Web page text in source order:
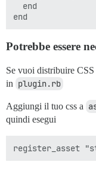
  end
Potrebbe essere
Se vuoi distribuire
in plugin.rb
Aggiungi il tuo css a
quindi esegui